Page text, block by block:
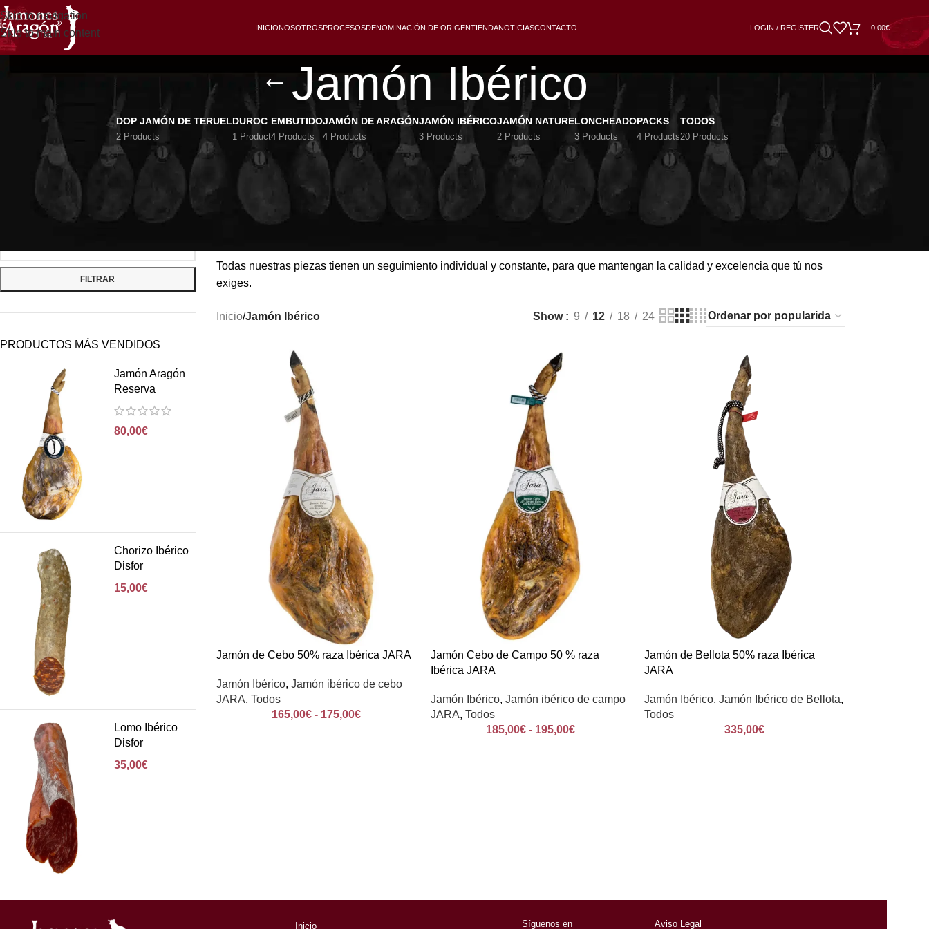
Skip to navigation
Skip to main content
INICIONOSOTROSPROCESOSDENOMINACIÓN DE ORIGENTIENDANOTICIASCONTACTO LOGIN / REGISTER 0,00€
Jamón Ibérico
DOP JAMÓN DE TERUEL
2 Products
DUROC
1 Product
EMBUTIDO
4 Products
JAMÓN DE ARAGÓN
4 Products
JAMÓN IBÉRICO
3 Products
JAMÓN NATURE
2 Products
LONCHEADO
3 Products
PACKS
4 Products
TODOS
20 Products
FILTRAR POR PRECIO
FILTRAR
PRODUCTOS MÁS VENDIDOS
Jamón Aragón
Reserva
80,00€
Chorizo Ibérico
Disfor
15,00€
Lomo Ibérico
Disfor
35,00€
Comer un Jamón Ibérico es poder disfrutar de un producto considerado un lujo gastronómico , y así es.
Estos jamones proceden de cerdos de raza ibérica
Nuestros jamones ibéricos son salados de forma totalmente artesanal
y madurados en nuestras bodegas, al ambiente natural
Todas nuestras piezas tienen un seguimiento individual y constante, para que mantengan la calidad y excelencia que tú nos
exiges.
Inicio/Jamón Ibérico Show 9 12 18 24
Jamón de Cebo 50% raza Ibérica JARA
Jamón Ibérico, Jamón ibérico de cebo
JARA, Todos
165,00€ - 175,00€
Jamón Cebo de Campo 50 % raza
Ibérica JARA
Jamón Ibérico, Jamón ibérico de campo
JARA, Todos
185,00€ - 195,00€
Jamón de Bellota 50% raza Ibérica
JARA
Jamón Ibérico, Jamón Ibérico de Bellota,
Todos
335,00€
Inicio Síguenos en Aviso Legal